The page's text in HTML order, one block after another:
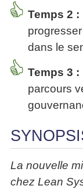
Temps 2 :
dans le
Temps 3 :
parcours
La nouvelle
chez Lean